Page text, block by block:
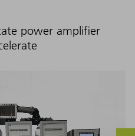
power amplifier